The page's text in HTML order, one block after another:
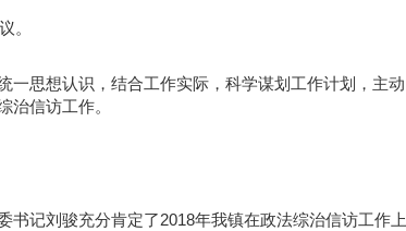
。
一思想认识，结合工作实际，科学谋划工作计划，主动
治信访工作。
记刘骏充分肯定了2018年我镇在政法综治信访工作上